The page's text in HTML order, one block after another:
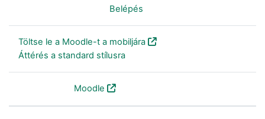
Belépés
Töltse le a Moodle-t a mobiljára
Áttérés a standard stílusra
Moodle